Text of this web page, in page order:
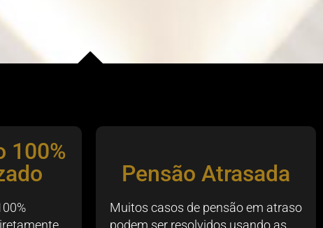
100%
Pensão Atrasada
Muitos casos de pensão em atraso
podem ser resolvidos usando as